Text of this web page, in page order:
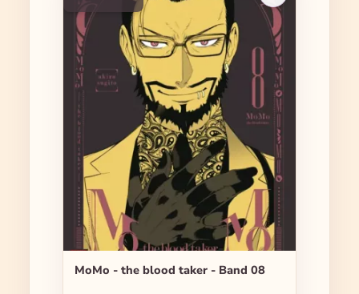
MoMo - the blood taker - Band 08